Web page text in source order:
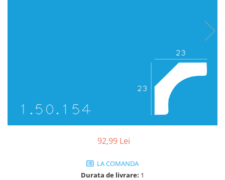
Baze semicoloane
Inele semicoloane
Trunchiuri semicoloane
92,99 Lei
LA COMANDA
Durata de livrare: 1